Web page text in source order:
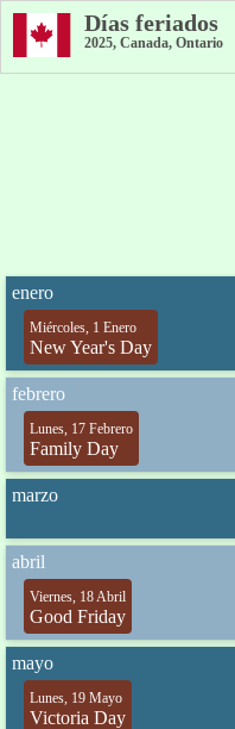
Días feriados
2025, Canada, Ontario
enero
Miércoles, 1 Enero
New Year's Day
febrero
Lunes, 17 Febrero
Family Day
marzo
abril
Viernes, 18 Abril
Good Friday
mayo
Lunes, 19 Mayo
Victoria Day